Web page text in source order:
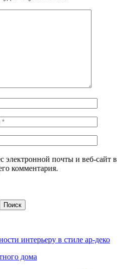
электронной почты и веб-сайт в
комментария.
интерьеру в стиле ар-деко
дома